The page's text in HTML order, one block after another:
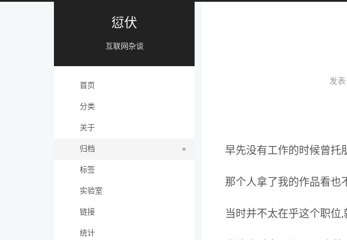
愆伏
互联网杂谈
首页
分类
关于
归档
标签
实验室
链接
统计
发表
早先没有工作的时候曾托
那个人拿了我的作品看也
当时并不太在乎这个职位,